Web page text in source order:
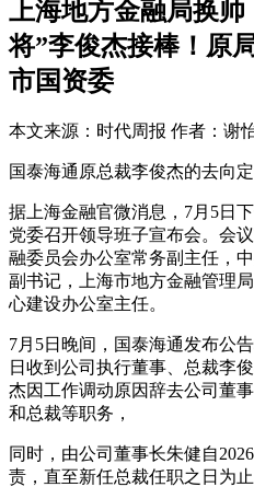
上海地方金融局换帅
将”李俊杰接棒！原
市国资委
本文来源：时代周报 作者：谢
国泰海通原总裁李俊杰的去向定
据上海金融官微消息，7月5日
党委召开领导班子宣布会。会
融委员会办公室常务副主任，
副书记，上海市地方金融管理
心建设办公室主任。
7月5日晚间，国泰海通发布公
日收到公司执行董事、总裁李
杰因工作调动原因辞去公司董
和总裁等职务，
同时，由公司董事长朱健自
责，直至新任总裁任职之日为